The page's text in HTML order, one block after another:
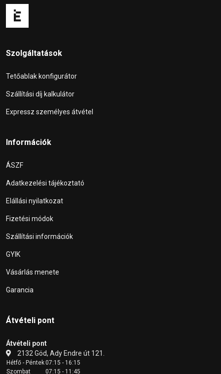
Szolgáltatások
Tetőablak konfigurátor
Szállítási díj kalkulátor
Expressz személyes átvétel
Információk
ÁSZF
Adatkezelési tájékoztató
Elállási nyilatkozat
Fizetési módok
Szállítási információk
GYIK
Vásárlás menete
Garancia
Átvételi pont
Átvételi pont
2132 Göd, Ady Endre út 121.
Hétfő - Péntek07:15 - 16:15
Szombat
07:15 - 11:45